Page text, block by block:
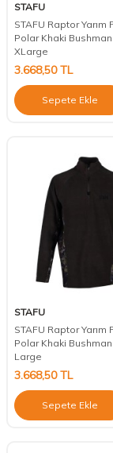
STAFU
STAFU Raptor Yarım
Polar Khaki
XLarge
3.668,50TL
Sepete Ekle
STAFU
STAFU Raptor Yarım
Polar Khaki
Large
3.668,50TL
Sepete Ekle